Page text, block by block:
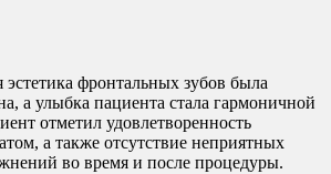
эстетика фронтальных зубов была
а улыбка пациента стала гармоничной
отметил удовлетворенность
а также отсутствие неприятных
во время и после процедуры.